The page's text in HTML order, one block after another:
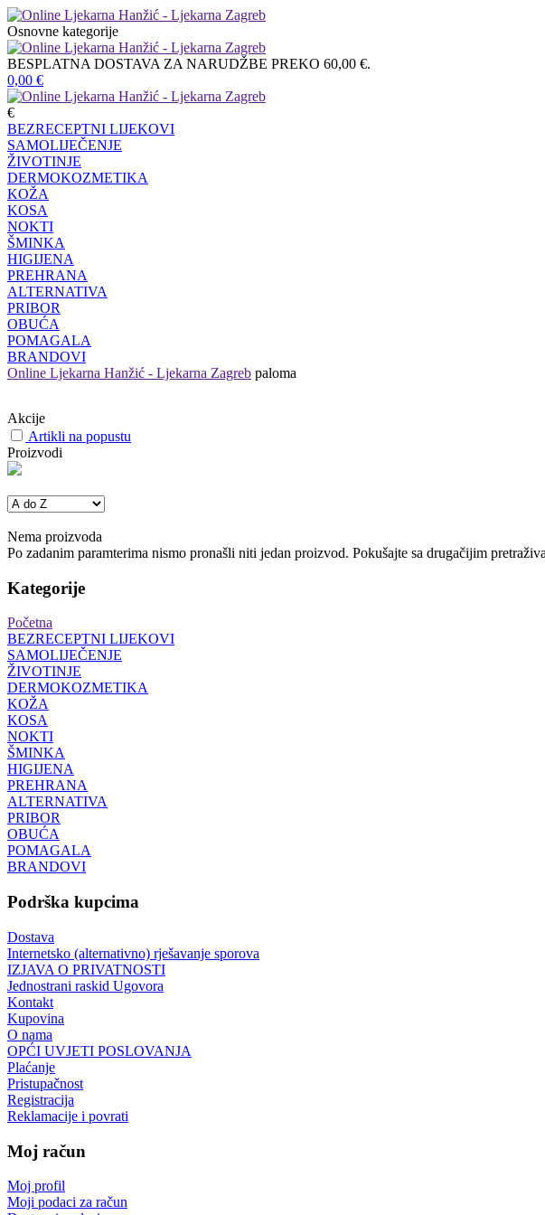
Osnovne kategorije
BESPLATNA DOSTAVA ZA NARUDŽBE PREKO 60,00 €.
0,00 €
€
BEZRECEPTNI LIJEKOVI
SAMOLIJEČENJE
ŽIVOTINJE
DERMOKOZMETIKA
KOŽA
KOSA
NOKTI
ŠMINKA
HIGIJENA
PREHRANA
ALTERNATIVA
PRIBOR
OBUĆA
POMAGALA
BRANDOVI
Online Ljekarna Hanžić - Ljekarna Zagreb paloma
Akcije
Artikli na popustu
Proizvodi
Nema proizvoda
Po zadanim paramterima nismo pronašli niti jedan proizvod. Pokušajte sa drugačijim
Kategorije
Početna
BEZRECEPTNI LIJEKOVI
SAMOLIJEČENJE
ŽIVOTINJE
DERMOKOZMETIKA
KOŽA
KOSA
NOKTI
ŠMINKA
HIGIJENA
PREHRANA
ALTERNATIVA
PRIBOR
OBUĆA
POMAGALA
BRANDOVI
Podrška kupcima
Dostava
Internetsko (alternativno) rješavanje sporova
IZJAVA O PRIVATNOSTI
Jednostrani raskid Ugovora
Kontakt
Kupovina
O nama
OPĆI UVJETI POSLOVANJA
Plaćanje
Pristupačnost
Registracija
Reklamacije i povrati
Moj račun
Moj profil
Moji podaci za račun